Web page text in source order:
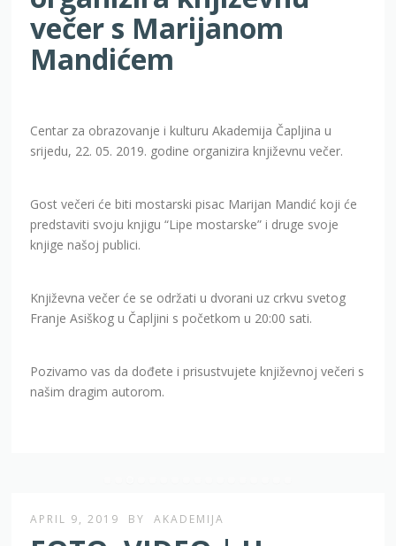
večer s Marijanom
Mandićem
Centar za obrazovanje i kulturu Akademija Čapljina u
srijedu, 22. 05. 2019. godine organizira književnu večer.
Gost večeri će biti mostarski pisac Marijan Mandić koji će
predstaviti svoju knjigu “Lipe mostarske” i druge svoje
knjige našoj publici.
Književna večer će se održati u dvorani uz crkvu svetog
Franje Asiškog u Čapljini s početkom u 20:00 sati.
Pozivamo vas da dođete i prisustvujete književnoj večeri s
našim dragim autorom.
APRIL 9, 2019 BY AKADEMIJA